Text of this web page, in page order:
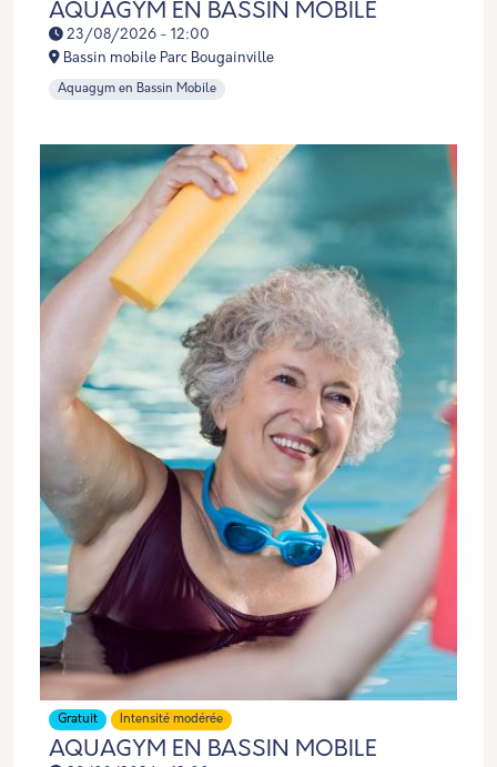
AQUAGYM EN BASSIN MOBILE
23/08/2026 - 12:00
Bassin mobile Parc Bougainville
Aquagym en Bassin Mobile
Gratuit Intensité modérée
AQUAGYM EN BASSIN MOBILE